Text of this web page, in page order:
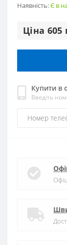
Наявність:Є в
Цiна 605
Купити в
Введіть